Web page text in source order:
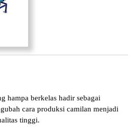
hampa berkelas hadir sebagai
cara produksi camilan menjadi
tinggi.